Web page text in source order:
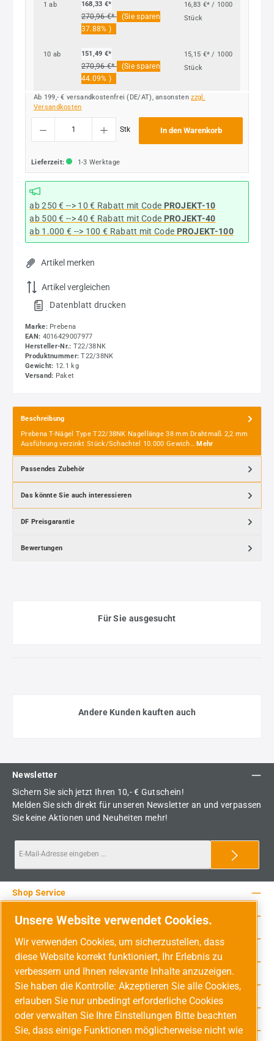
1 ab 168,33 €*
270,96 €* (Sie sparen
37.88% )
16,83 €* / 1000
Stück
10 ab 151,49 €*
270,96 €* (Sie sparen
44.09% )
15,15 €* / 1000
Stück
Ab 199,- € versandkostenfrei (DE/AT), ansonstenzzgl.
Versandkosten
Produkt Anzahl: Gib den gewünschten Wert ein oder benutze die Schaltflächen um
Stk In den Warenkorb
Lieferzeit: 1-3 Werktage
ab 250 € --> 10 € Rabatt mit Code PROJEKT-10
ab 500 € --> 40 € Rabatt mit Code PROJEKT-40
ab 1.000 € --> 100 € Rabatt mit Code PROJEKT-100
Artikel merken
Artikel vergleichen
. Datenblatt drucken
Marke: Prebena
EAN: 4016429007977
Hersteller-Nr.: T22/38NK
Produktnummer: T22/38NK
Gewicht: 12.1 kg
Versand: Paket
Beschreibung
Prebena T-Nägel Type T22/38NK Nagellänge 38 mm Drahtmaß 2,2 mm
Ausführung verzinkt Stück/Schachtel 10.000 Gewich…Mehr
Passendes Zubehör
Das könnte Sie auch interessieren
DF Preisgarantie
Bewertungen
Für Sie ausgesucht
Andere Kunden kauften auch
Newsletter
Sichern Sie sich jetzt Ihren 10,- € Gutschein!
Melden Sie sich direkt für unseren Newsletter an und verpassen
Sie keine Aktionen und Neuheiten mehr!
Service-Hotline
Shop Service
Rechtliche Hinweise
Unsere Vorteile
Versandarten
Zahlungsarten
Adresse
Unsere Website verwendet Cookies.
Wir verwenden Cookies, um sicherzustellen, dass
diese Website korrekt funktioniert, Ihr Erlebnis zu
verbessern und Ihnen relevante Inhalte anzuzeigen.
Sie haben die Kontrolle: Akzeptieren Sie alle Cookies,
erlauben Sie nur unbedingt erforderliche Cookies
oder verwalten Sie Ihre Einstellungen Bitte beachten
Sie, dass einige Funktionen möglicherweise nicht wie